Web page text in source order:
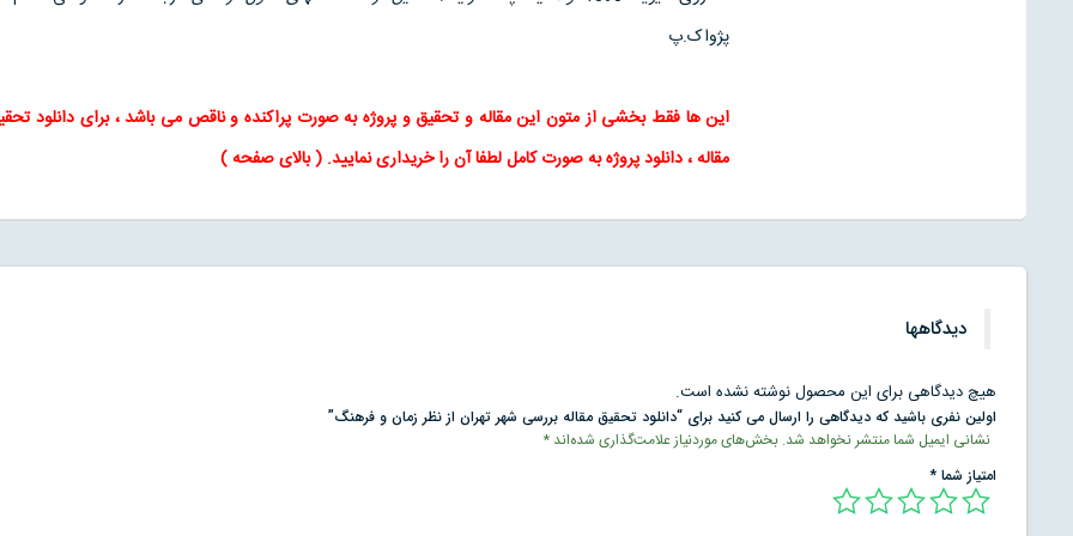
پژواک.پ
این ها فقط بخشی از متون اینمقاله وتحقیق و پروژه به صورت پراکنده و ناقص می باشد ، برای دانلود
مقاله، دانلود پروژه به صورت کامل لطفا آن را خریداری نمایید. ( بالای صفحه )
دیدگاهها
هیچ دیدگاهی برای این محصول نوشته نشده است.
اولین نفری باشید که دیدگاهی را ارسال می کنید برای “دانلود تحقیق مقاله بررسی شهر تهران از نظر زمان و فرهنگ”
نشانی ایمیل شما منتشر نخواهد شد. بخش‌های موردنیاز علامت‌گذاری شده‌اند*
امتیاز شما*